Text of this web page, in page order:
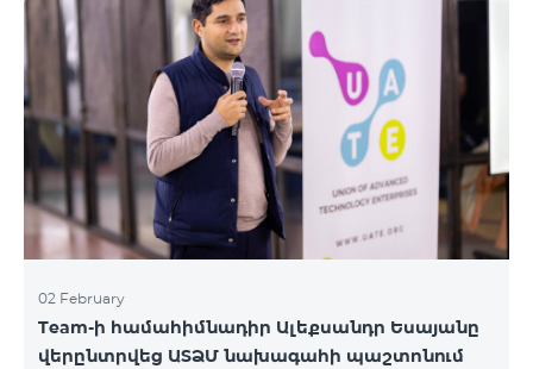
ցանց», «Բիզնես-ակտիվ», «Էքսկլյուզիվ Բիզնես»,
«Լավագույն գործընկեր»
02 February
Team-ի համահիմնադիր Ալեքսանդր Եսայանը
վերընտրվեց ԱՏՁՄ նախագահի պաշտոնում